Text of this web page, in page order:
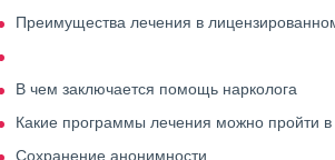
Преимущества лечения в
В чем заключается помощь нарколога
Какие программы лечения можно пройти в
Сохранение анонимности